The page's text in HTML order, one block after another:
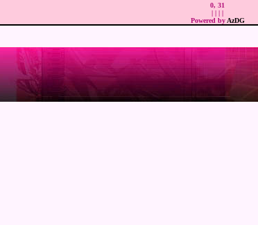
0, 31
| | | |
Powered by AzDG